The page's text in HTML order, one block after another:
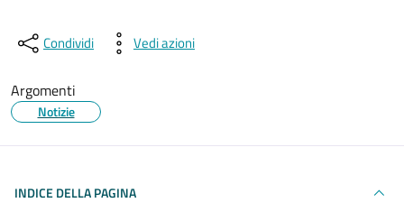
Condividi Vedi azioni
Argomenti
Notizie
INDICE DELLA PAGINA